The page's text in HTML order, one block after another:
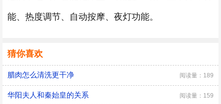
能、热度调节、自动按摩、夜灯功能。
猜你喜欢
腊肉怎么清洗更干净 阅读量：189
华阳夫人和秦始皇的关系 阅读量：159